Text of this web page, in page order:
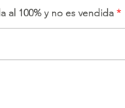
al 100% y no es vendida